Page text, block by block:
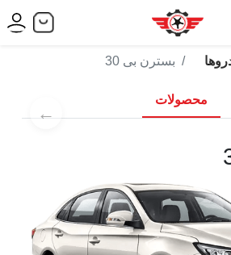
بسترن بی 30
محصولات
←